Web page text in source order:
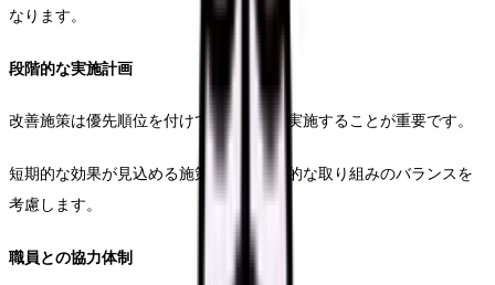
なります。
段階的な実施計画
改善施策は優先順位を付けて、段階的に実施することが重要です。
短期的な効果が見込める施策と、中長期的な取り組みのバランスを
考慮します。
職員との協力体制